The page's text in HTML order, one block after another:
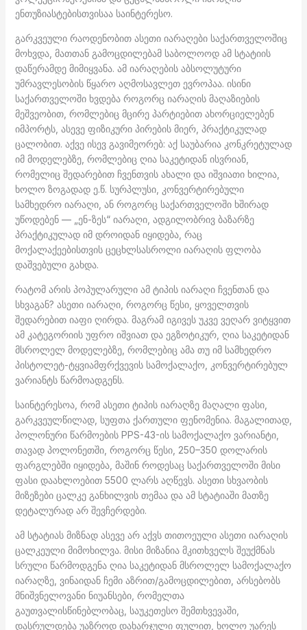
ენთუზიასტებისთვისაა საინტერესო.
გარკვეული რაოდენობით ასეთი იარაღები საქართველოშიც
მოხვდა, მათთან გამოცდილებამ საბოლოოდ ამ სტატიის
დაწერამდე მიმიყვანა. ამ იარაღების აბსოლუტური
უმრავლესობის წყარო აღმოსავლეთ ევროპაა. ისინი
საქართველოში ხვდება როგორც იარაღის მაღაზიების
მეშვეობით, რომლებიც მცირე პარტიებით ახორციელებენ
იმპორტს, ასევე ფიზიკური პირების მიერ, პრაქტიკულად
ცალობით. აქვე ისევ გავიმეორებ: აქ საუბარია კონკრეტულად
იმ მოდელებზე, რომლებიც ღია საკეტიდან ისვრიან,
რომელიც შედარებით ჩვენთვის ახალი და იშვიათი ხილია,
ხოლო ზოგადად ე.წ. სურპლუსი, კონვერტირებული
სამხედრო იარაღი, ან როგორც საქართველოში ხშირად
უწოდებენ — „ენ-ზეს“ იარაღი, ადგილობრივ ბაზარზე
პრაქტიკულად იმ დროიდან იყიდება, რაც
მოქალაქეებისთვის ცეცხლსასროლი იარაღის ფლობა
დაშვებული გახდა.
რატომ არის პოპულარული ამ ტიპის იარაღი ჩვენთან და
სხვაგან? ასეთი იარაღი, როგორც წესი, ყოველთვის
შედარებით იაფი ღირდა. მაგრამ იგივეს უკვე ვეღარ ვიტყვით
ამ კატეგორიის უფრო იშვიათ და ეგზოტიკურ, ღია საკეტიდან
მსროლელ მოდელებზე, რომლებიც ამა თუ იმ სამხედრო
პისტოლეტ-ტყვიამფრქვევის სამოქალაქო, კონვერტირებულ
ვარიანტს წარმოადგენს.
საინტერესოა, რომ ასეთი ტიპის იარაღზე მაღალი ფასი,
გარკვეულწილად, სუფთა ქართული ფენომენია. მაგალითად,
პოლონური წარმოების PPS-43-ის სამოქალაქო ვარიანტი,
თავად პოლონეთში, როგორც წესი, 250–350 დოლარის
ფარგლებში იყიდება, მაშინ როდესაც საქართველოში მისი
ფასი დაახლოებით 5500 ლარს აღწევს. ასეთი სხვაობის
მიზეზები ცალკე განხილვის თემაა და ამ სტატიაში მათზე
დეტალურად არ შევჩერდები.
ამ სტატიას მიზნად ასევე არ აქვს თითოეული ასეთი იარაღის
ცალკეული მიმოხილვა. მისი მიზანია მკითხველს შეუქმნას
სრული წარმოდგენა ღია საკეტიდან მსროლელ სამოქალაქო
იარაღზე, ვინაიდან ჩემი აზრით/გამოცდილებით, არსებობს
მნიშვნელოვანი ნიუანსები, რომელთა
გაუთვალისწინებლობაც, საუკეთესო შემთხვევაში,
დასრულდება უაზროდ დახარჯული ფულით, ხოლო უარეს